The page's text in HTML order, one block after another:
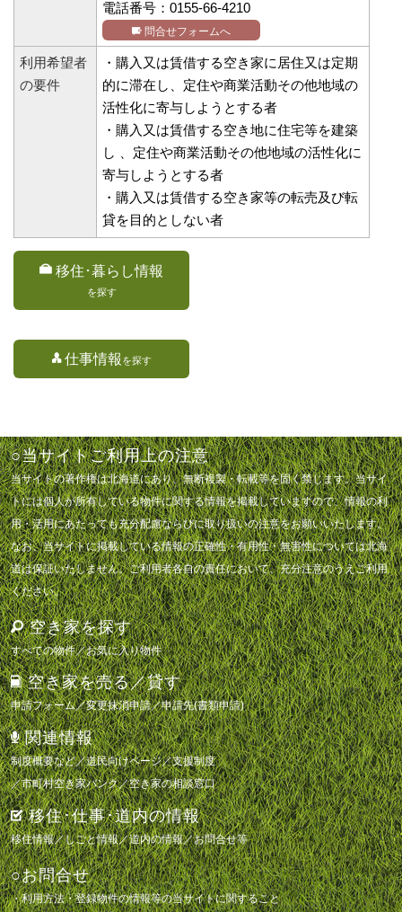
電話番号：0155-66-4210
問合せフォームへ
利用希望者
の要件
・購入又は賃借する空き家に居住又は定期
的に滞在し、定住や商業活動その他地域の
活性化に寄与しようとする者
・購入又は賃借する空き地に住宅等を建築
し 、定住や商業活動その他地域の活性化に
寄与しようとする者
・購入又は賃借する空き家等の転売及び転
貸を目的としない者
移住･暮らし情報
を探す
仕事情報 を探す
○当サイトご利用上の注意
当サイトの著作権は北海道にあり、無断複製・転載等を固く禁じます。当サイ
トには個人が所有している物件に関する情報を掲載していますので、情報の利
用・活用にあたっても充分配慮ならびに取り扱いの注意をお願いいたします。
なお、当サイトに掲載している情報の正確性・有用性・無害性については北海
道は保証いたしません。ご利用者各自の責任において、充分注意のうえご利用
ください。
空き家を探す
すべての物件／お気に入り物件
空き家を売る／貸す
申請フォーム／変更抹消申請／申請先(書類申請)
関連情報
制度概要など／道民向けページ／支援制度
／市町村空き家バンク／空き家の相談窓口
移住･仕事･道内の情報
移住情報／しごと情報／道内の情報／お問合せ等
○お問合せ
・利用方法・登録物件の情報等の当サイトに関すること